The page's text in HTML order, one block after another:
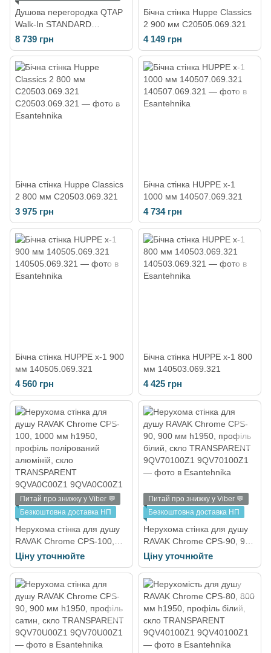
Душова перегородка QTAP
Walk-In STANDARD
CRM209.C8, скло 8 мм
Clear, CalcLess, 90x190,
нерухома STDCRM209C8
8 739 грн
Бічна стінка Huppe Classics
2 900 мм C20505.069.321
4 149 грн
Бічна стінка Huppe Classics
2 800 мм C20503.069.321
3 975 грн
Бічна стінка HUPPE x-1
1000 мм 140507.069.321
4 734 грн
Бічна стінка HUPPE x-1 900
мм 140505.069.321
4 560 грн
Бічна стінка HUPPE x-1 800
мм 140503.069.321
4 425 грн
Питай про знижку у Viber 💬
Безкоштовна доставка НП
Нерухома стінка для душу
RAVAK Chrome CPS-100,
1000 мм h1950, профіль
полірований алюміній, скло
TRANSPARENT
9QVA0C00Z1
Ціну уточнюйте
Питай про знижку у Viber 💬
Безкоштовна доставка НП
Нерухома стінка для душу
RAVAK Chrome CPS-90, 900
мм h1950, профіль білий,
скло TRANSPARENT
9QV70100Z1
Ціну уточнюйте